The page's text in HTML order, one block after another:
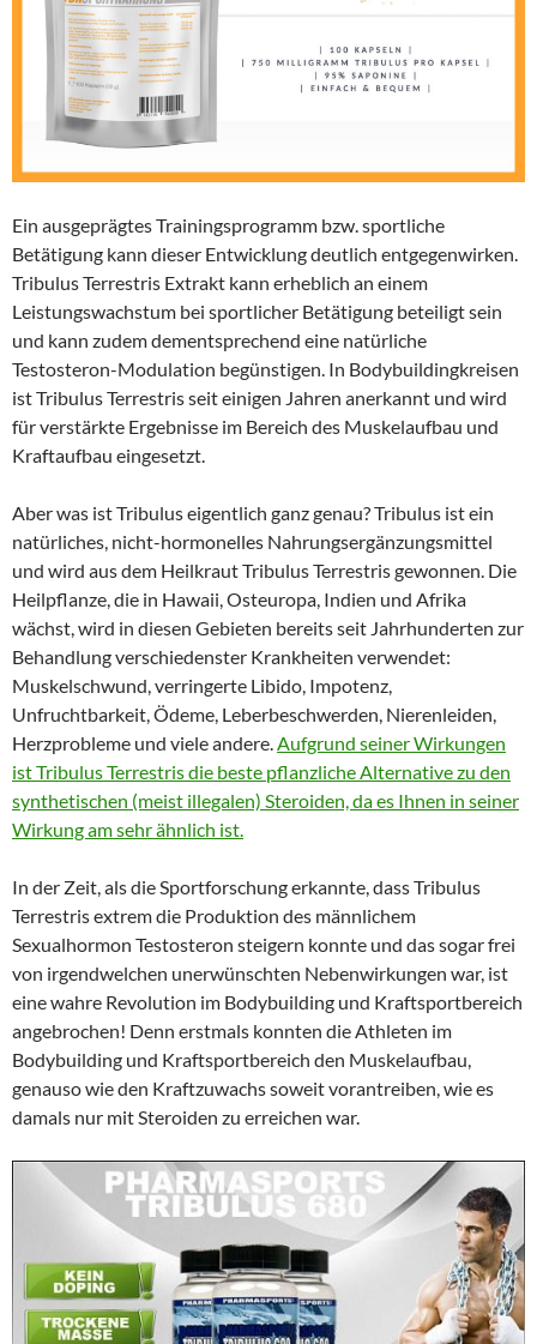
Ein ausgeprägtes Trainingsprogramm bzw. sportliche
Betätigung kann dieser Entwicklung deutlich entgegenwirken.
Tribulus Terrestris Extrakt kann erheblich an einem
Leistungswachstum bei sportlicher Betätigung beteiligt sein
und kann zudem dementsprechend eine natürliche
Testosteron-Modulation begünstigen. In Bodybuildingkreisen
ist Tribulus Terrestris seit einigen Jahren anerkannt und wird
für verstärkte Ergebnisse im Bereich des Muskelaufbau und
Kraftaufbau eingesetzt.
Aber was ist Tribulus eigentlich ganz genau? Tribulus ist ein
natürliches, nicht-hormonelles Nahrungsergänzungsmittel
und wird aus dem Heilkraut Tribulus Terrestris gewonnen. Die
Heilpflanze, die in Hawaii, Osteuropa, Indien und Afrika
wächst, wird in diesen Gebieten bereits seit Jahrhunderten zur
Behandlung verschiedenster Krankheiten verwendet:
Muskelschwund, verringerte Libido, Impotenz,
Unfruchtbarkeit, Ödeme, Leberbeschwerden, Nierenleiden,
Herzprobleme und viele andere.Aufgrund seiner Wirkungen
ist Tribulus Terrestris die beste pflanzliche Alternative zu den
synthetischen (meist illegalen) Steroiden, da es Ihnen in seiner
Wirkung am sehr ähnlich ist.
In der Zeit, als die Sportforschung erkannte, dass Tribulus
Terrestris extrem die Produktion des männlichem
Sexualhormon Testosteron steigern konnte und das sogar frei
von irgendwelchen unerwünschten Nebenwirkungen war, ist
eine wahre Revolution im Bodybuilding und Kraftsportbereich
angebrochen! Denn erstmals konnten die Athleten im
Bodybuilding und Kraftsportbereich den Muskelaufbau,
genauso wie den Kraftzuwachs soweit vorantreiben, wie es
damals nur mit Steroiden zu erreichen war.